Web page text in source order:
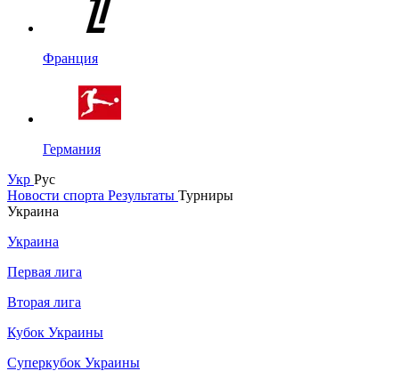
Франция
Германия
Укр Рус
Новости спорта Результаты Турниры
Украина
Украина
Первая лига
Вторая лига
Кубок Украины
Суперкубок Украины